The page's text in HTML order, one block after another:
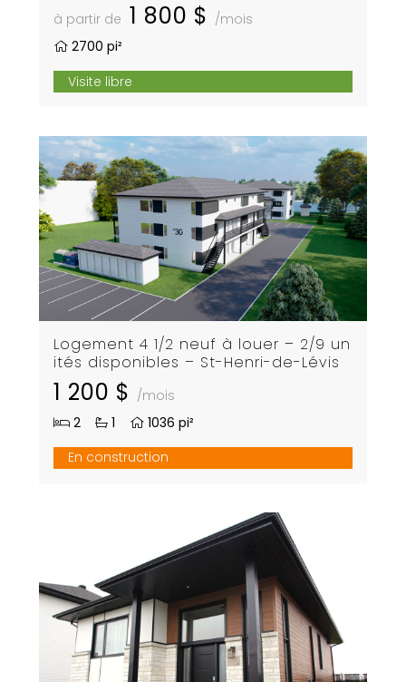
à partir de 1 800 $ /mois
2700 pi²
Visite libre
Logement 4 1/2 neuf à louer – 2/9 un
ités disponibles – St-Henri-de-Lévis
1 200 $ /mois
2
1
1036 pi²
En construction